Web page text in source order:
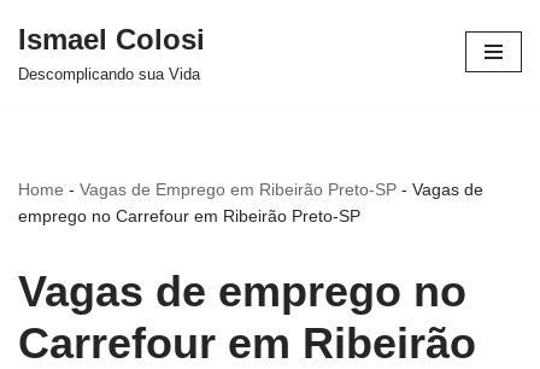
Avançar
Ismael Colosi
Descomplicando sua Vida
Home - Vagas de Emprego em Ribeirão Preto-SP - Vagas de
emprego no Carrefour em Ribeirão Preto-SP
Vagas de emprego no
Carrefour em Ribeirão